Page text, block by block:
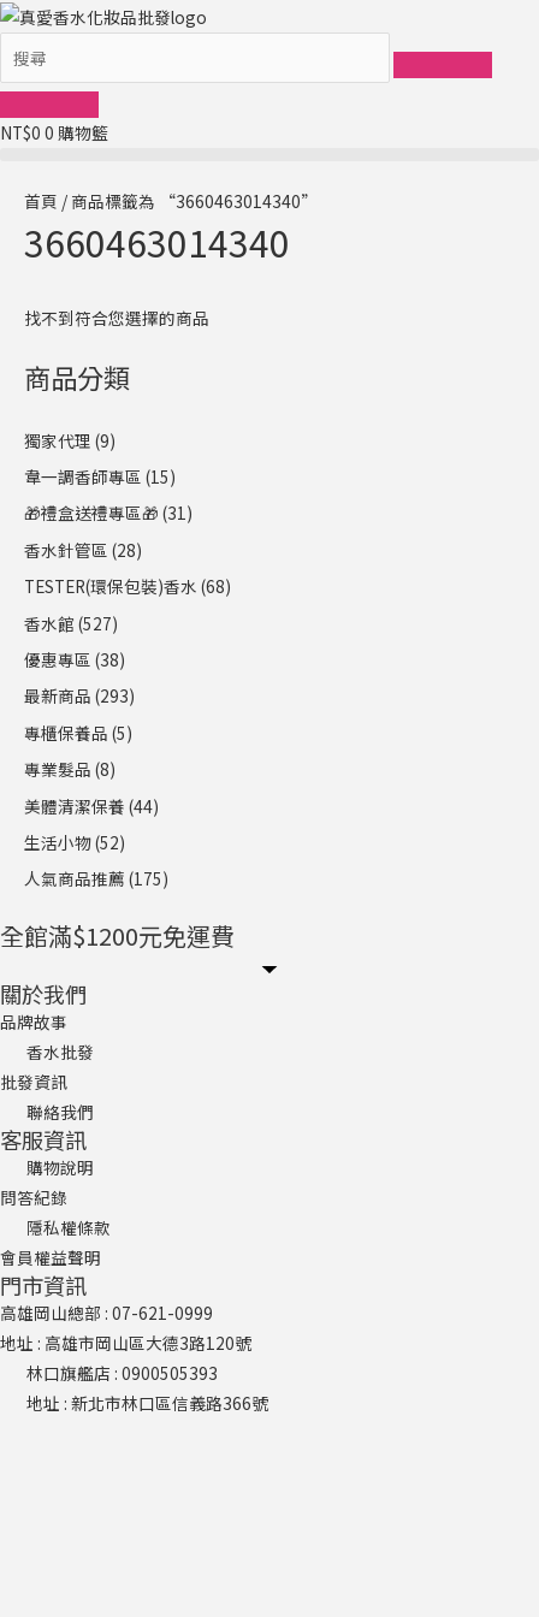
跳
主
內
NT$0 0 購物籃
商品分類
獨家代理 (9)
韋一調香師專區 (15)
🎁禮盒送禮專區🎁 (31)
香水針管區 (28)
TESTER(環保包裝)香水 (68)
香水館 (527)
優惠專區 (38)
最新商品 (293)
專櫃保養品 (5)
專業髮品 (8)
美體清潔保養 (44)
生活小物(52)
人氣商品推薦 (175)
首頁 / 商品標籤為 “3660463014340”
3660463014340
找不到符合您選擇的商品
全館滿$1200元免運費
關於我們
品牌故事
香水批發
批發資訊
聯絡我們
客服資訊
購物說明
問答紀錄
隱私權條款
會員權益聲明
門市資訊
高雄岡山總部 : 07-621-0999
地址 : 高雄市岡山區大德3路120號
林口旗艦店​ : 0900505393
地址 : 新北市林口區信義路366號